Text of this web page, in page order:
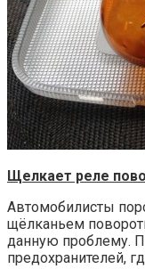
Щелкает реле
Автомобилисты
щёлканьем
данную проблему.
предохранителей,